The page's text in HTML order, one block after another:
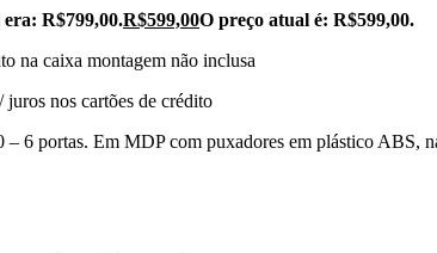
R$799,00.R$599,00O preço atual é: R$599,00.
na caixa montagem não inclusa
nos cartões de crédito
– 6 portas. Em MDP com puxadores em plástico ABS,